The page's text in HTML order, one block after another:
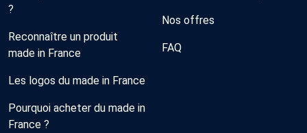
?
Reconnaître un produit
made in France
Les logos du made in France
Pourquoi acheter du made in
France ?
Nos offres
FAQ